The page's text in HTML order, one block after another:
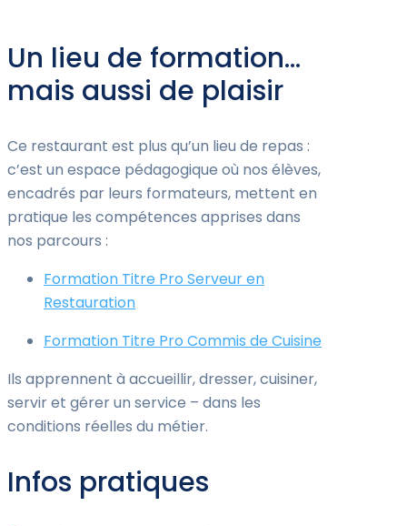
Un lieu de formation…
mais aussi de plaisir
Ce restaurant est plus qu’un lieu de repas :
c’est un espace pédagogique où nos élèves,
encadrés par leurs formateurs, mettent en
pratique les compétences apprises dans
nos parcours :
Formation Titre Pro Serveur en
Restauration
Formation Titre Pro Commis de Cuisine
Ils apprennent à accueillir, dresser, cuisiner,
servir et gérer un service – dans les
conditions réelles du métier.
Infos pratiques